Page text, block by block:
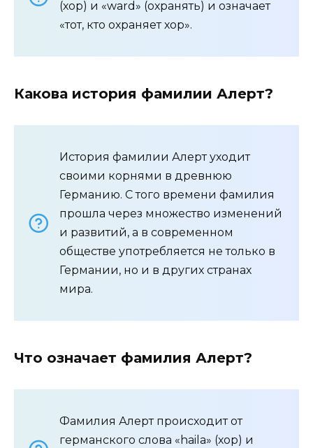
(хор) и «ward» (охранять) и означает
«тот, кто охраняет хор».
Какова история фамилии Алерт?
История фамилии Алерт уходит
своими корнями в древнюю
Германию. С того времени фамилия
прошла через множество изменений
и развитий, а в современном
обществе употребляется не только в
Германии, но и в других странах
мира.
Что означает фамилия Алерт?
Фамилия Алерт происходит от
германского слова «haila» (хор) и